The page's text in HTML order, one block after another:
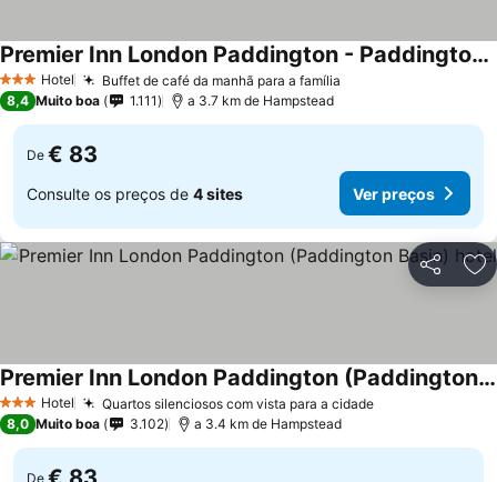
3 EstrelasHotel Buffet de café da manhã para a família
Premier Inn London Paddington - Paddington Station
8,4 Muito boa 1.111 a 3.7 km de Hampstead
De € 83
Consulte os preços de 4 sites Ver preços
Partilhar
3 EstrelasHotel Quartos silenciosos com vista para a cidade
Premier Inn London Paddington (Paddington Basin) hotel
8,0 Muito boa 3.102 a 3.4 km de Hampstead
De